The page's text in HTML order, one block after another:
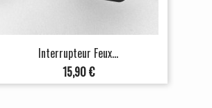
Interrupteur Feux...
Prix
15,90 €